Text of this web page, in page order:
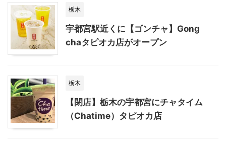
栃木
宇都宮駅近くに【ゴンチャ】Gong
chaタピオカ店がオープン
栃木
【閉店】栃木の宇都宮にチャタイム
（Chatime）タピオカ店